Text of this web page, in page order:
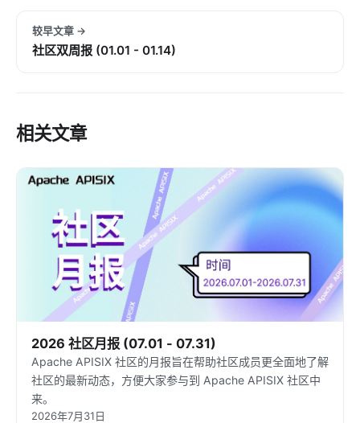
较早文章 →
社区双周报 (01.01 - 01.14)
相关文章
2026 社区月报 (07.01 - 07.31)
Apache APISIX 社区的月报旨在帮助社区成员更全面地了解
社区的最新动态，方便大家参与到 Apache APISIX 社区中
来。
2026年7月31日